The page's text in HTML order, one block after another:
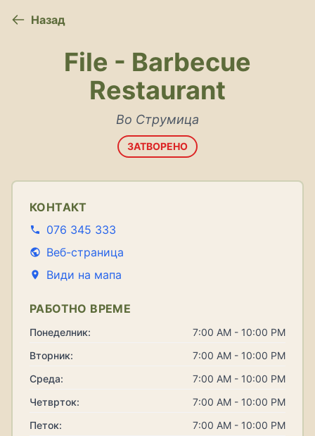
Назад
File - Barbecue
Restaurant
Во Струмица
ЗАТВОРЕНО
КОНТАКТ
076 345 333
Веб-страница
Види на мапа
РАБОТНО ВРЕМЕ
Понеделник:
7:00 AM - 10:00 PM
Вторник:
7:00 AM - 10:00 PM
Среда:
7:00 AM - 10:00 PM
Четврток:
7:00 AM - 10:00 PM
Петок:
7:00 AM - 10:00 PM